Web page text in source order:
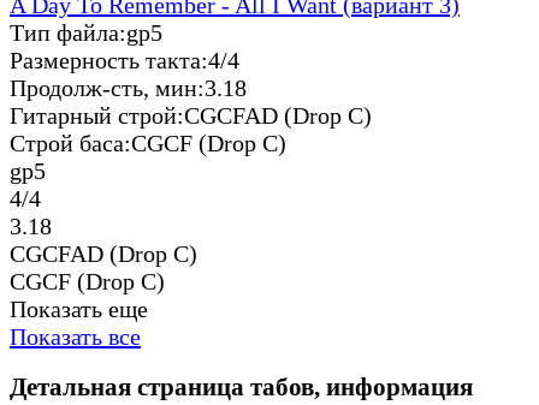
Тип файла:gp5
Размерность такта:4/4
Продолж-сть, мин:3.18
Гитарный строй:CGCFAD (Drop C)
Строй баса:CGCF (Drop C)
gp5
4/4
3.18
CGCFAD (Drop C)
CGCF (Drop C)
Показать еще
Показать все
Детальная страница табов, информация